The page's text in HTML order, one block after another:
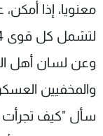
معنويا، إذا
لتشمل كل قوى 14 آذار".
والمخفيين
سأل "كيف تجرأت